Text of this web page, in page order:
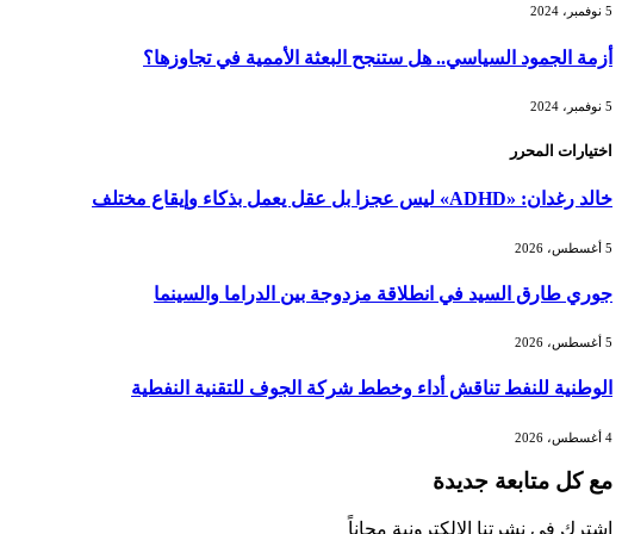
5 نوفمبر، 2024
أزمة الجمود السياسي.. هل ستنجح البعثة الأممية في تجاوزها؟
5 نوفمبر، 2024
اختيارات المحرر
خالد رغدان: «ADHD» ليس عجزا بل عقل يعمل بذكاء وإيقاع مختلف
5 أغسطس، 2026
جوري طارق السيد في انطلاقة مزدوجة بين الدراما والسينما
5 أغسطس، 2026
الوطنية للنفط تناقش أداء وخطط شركة الجوف للتقنية النفطية
4 أغسطس، 2026
مع كل متابعة جديدة
اشترك في نشرتنا الإلكترونية مجاناً